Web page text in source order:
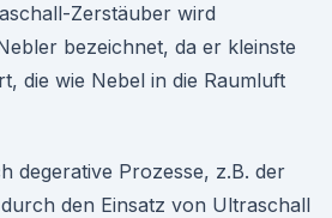
Zerstäuber wird
bezeichnet, da er kleinste
die wie Nebel in die Raumluft
degerative Prozesse, z.B. der
den Einsatz von Ultraschall